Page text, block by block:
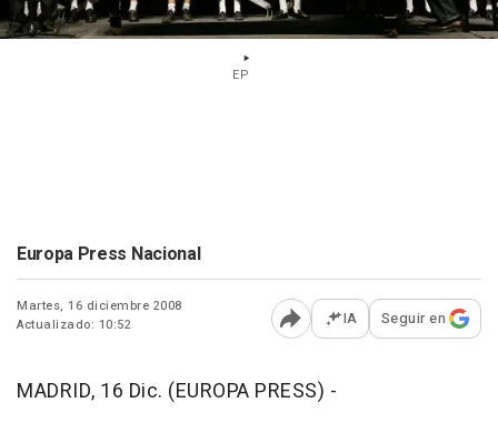
EP
Europa Press Nacional
Martes, 16 diciembre 2008
Actualizado: 10:52
Abrir opciones para
IA Seguir en
MADRID, 16 Dic. (EUROPA PRESS) -